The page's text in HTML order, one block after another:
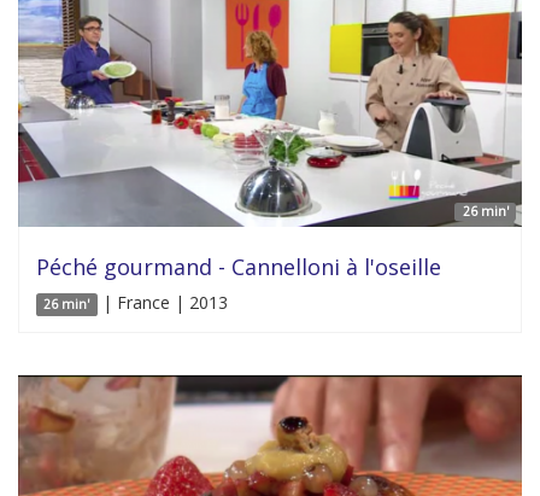
26 min'
Péché gourmand - Cannelloni à l'oseille
26 min' | France | 2013